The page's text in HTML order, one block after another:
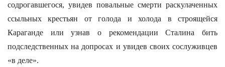
содрогавшегося, увидев повальные смерти раскулаченных
ссыльных крестьян от голода и холода в строящейся
Караганде или узнав о рекомендации Сталина бить
подследственных на допросах и увидев своих сослуживцев
«в деле».